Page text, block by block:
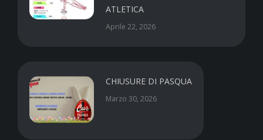
ATLETICA
Aprile 22, 2026
CHIUSURE DI PASQUA
Marzo 30, 2026